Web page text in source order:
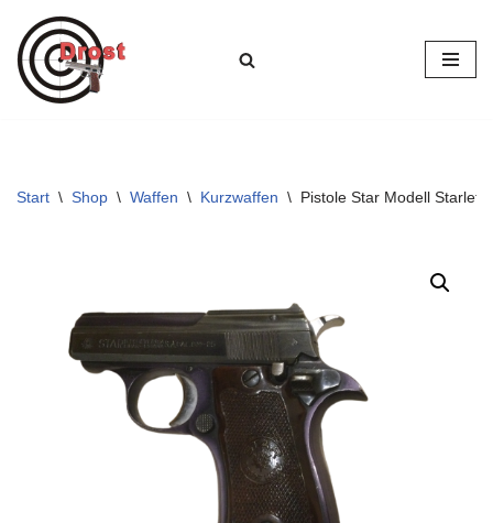
Zum
Inhalt
Start \ Shop \ Waffen \ Kurzwaffen \ Pistole Star Modell Starlet